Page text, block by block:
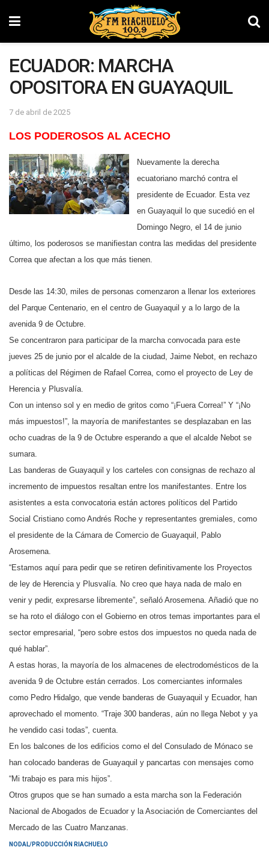
ECUADOR: MARCHA
OPOSITORA EN GUAYAQUIL
7 de abril de 2025
LOS PODEROSOS AL ACECHO
Nuevamente la derecha
ecuatoriano marchó contra el
presidente de Ecuador. Esta vez
en Guayaquil lo que sucedió en el
Domingo Negro, el 14 de junio
último, los poderosos se manifiestan contra las medidas del presidente
Correa que afectan a los que más tienen.
Desde las 14:30, miles de personas comenzaron a llenar los exteriores
del Parque Centenario, en el centro de Guayaquil y a lo largo de la
avenida 9 de Octubre.
Se concentraron para participar de la marcha convocada para este
jueves 25 de junio por el alcalde de la ciudad, Jaime Nebot, en rechazo
a políticas del Régimen de Rafael Correa, como el proyecto de Ley de
Herencia y Plusvalía.
Con un intenso sol y en medio de gritos como “¡Fuera Correa!” Y “¡No
más impuestos!”, la mayoría de manifestantes se desplazaban en las
ocho cuadras de la 9 de Octubre esperando a que el alcalde Nebot se
sumara.
Las banderas de Guayaquil y los carteles con consignas de rechazo al
incremento de impuestos resaltan entre los manifestantes. Entre los
asistentes a esta convocatoria están actores políticos del Partido
Social Cristiano como Andrés Roche y representantes gremiales, como
el presidente de la Cámara de Comercio de Guayaquil, Pablo
Arosemena.
“Estamos aquí para pedir que se retiren definitivamente los Proyectos
de ley de Herencia y Plusvalía. No creo que haya nada de malo en
venir y pedir, expresarse libremente”, señaló Arosemena. Añadió que no
se ha roto el diálogo con el Gobierno en otros temas importantes para el
sector empresarial, “pero sobre estos dos impuestos no queda nada de
qué hablar”.
A estas horas, la mayoría de los almacenes de electrodomésticos de la
avenida 9 de Octubre están cerrados. Los comerciantes informales
como Pedro Hidalgo, que vende banderas de Guayaquil y Ecuador, han
aprovechado el momento. “Traje 300 banderas, aún no llega Nebot y ya
he vendido casi todas”, cuenta.
En los balcones de los edificios como el del Consulado de Mónaco se
han colocado banderas de Guayaquil y pancartas con mensajes como
“Mi trabajo es para mis hijos”.
Otros grupos que se han sumado a esta marcha son la Federación
Nacional de Abogados de Ecuador y la Asociación de Comerciantes del
Mercado de las Cuatro Manzanas.
NODAL/PRODUCCI ÓN RIACHUELO